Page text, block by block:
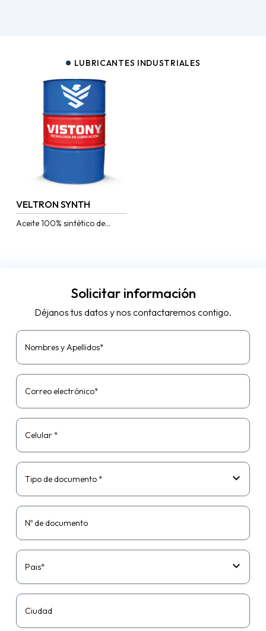
LUBRICANTES INDUSTRIALES
VELTRON SYNTH
Aceite 100% sintético de
Solicitar información
Déjanos tus datos y nos contactaremos contigo.
Nombres y Apellidos*
Correo electrónico*
Celular *
Tipo de documento *
Nº de documento
Pais*
Ciudad